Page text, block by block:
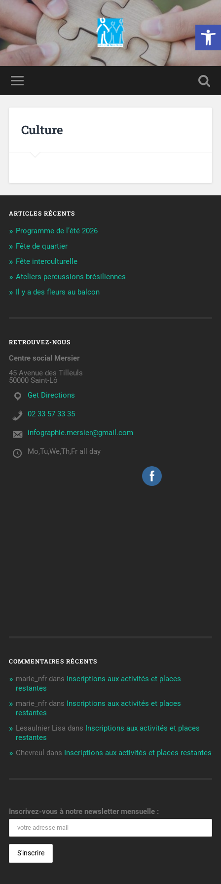
Ouvrir
Culture
ARTICLES RÉCENTS
Programme de l’été 2026
Fête de quartier
Fête interculturelle
Ateliers percussions brésiliennes
Il y a des fleurs au balcon
RETROUVEZ-NOUS
Centre social Mersier
45 Avenue des Tilleuls
50000 Saint-Lô
Get Directions
02 33 57 33 35
infographie.mersier@gmail.com
Mo,Tu,We,Th,Fr all day
COMMENTAIRES RÉCENTS
marie_nfrdans Inscriptions aux activités et places
restantes
marie_nfrdans Inscriptions aux activités et places
restantes
Lesaulnier Lisa dans Inscriptions aux activités et places
restantes
Chevreul dans Inscriptions aux activités et places restantes
Inscrivez-vous à notre newsletter mensuelle :